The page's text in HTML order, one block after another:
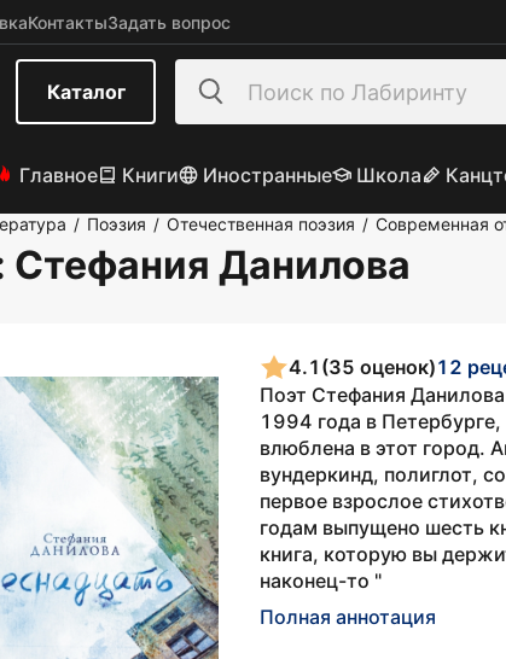
КонтактыЗадать вопрос
Каталог
Главное Книги Иностранные Школа
/ Поэзия / Отечественная поэзия / Современная
Стефания Данилова
4.1 (35 оценок)12
Поэт Стефания
1994 года в
влюблена в этот город.
вундеркинд, полиглот,
первое взрослое
годам выпущено шесть
книга, которую вы
наконец-то "
Полная аннотация